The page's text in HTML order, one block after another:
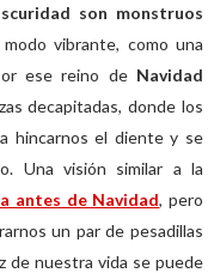
son monstruos
vibrante, como una
ese reino de Navidad
decapitadas, donde los
hincarnos el diente y se
Una visión similar a la
antes de Navidad, pero
un par de pesadillas
de nuestra vida se puede